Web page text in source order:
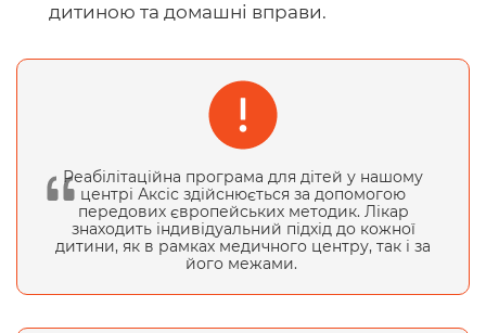
дитиною та домашні вправи.
Реабілітаційна програма для дітей у нашому
центрі Аксіс здійснюється за допомогою
передових європейських методик. Лікар
знаходить індивідуальний підхід до кожної
дитини, як в рамках медичного центру, так і за
його межами.